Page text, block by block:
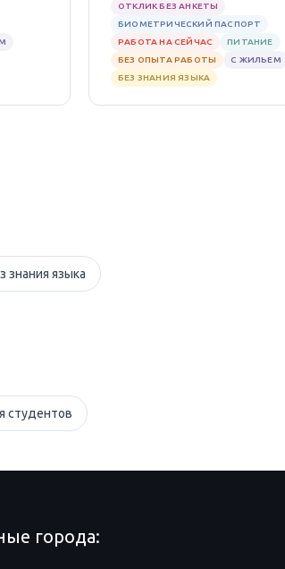
ОТКЛИК БЕЗ АНКЕТЫ
БИОМЕТРИЧЕСКИЙ ПАСПОРТ
РАБОТА НА СЕЙЧАС
ПИТАНИЕ
БЕЗ ОПЫТА РАБОТЫ
С ЖИЛЬЕМ
БЕЗ ЗНАНИЯ ЯЗЫКА
знания языка
студентов
города: